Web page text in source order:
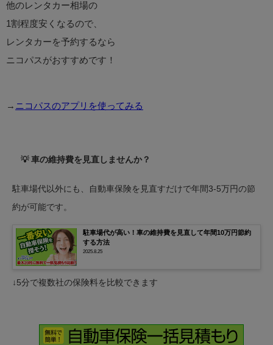
他のレンタカー相場の
1割程度安くなるので、
レンタカーを予約するなら
ニコパスがおすすめです！
→ ニコパスのアプリを使ってみる
💡 車の維持費を見直しませんか？
駐車場代以外にも、自動車保険を見直すだけで年間3-5万円の節
約が可能です。
駐車場代が高い！車の維持費を見直して年間10万円節約
する方法
2025.8.25
↓5分で複数社の保険料を比較できます